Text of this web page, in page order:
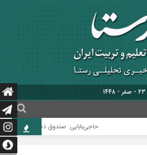
حاجی‌بابایی: صندوق ذخیره